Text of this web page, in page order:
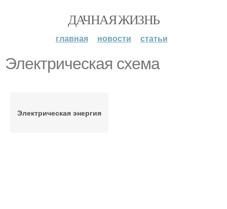
ДАЧНАЯ ЖИЗНЬ
главная новости статьи
Электрическая схема
Электрическая энергия